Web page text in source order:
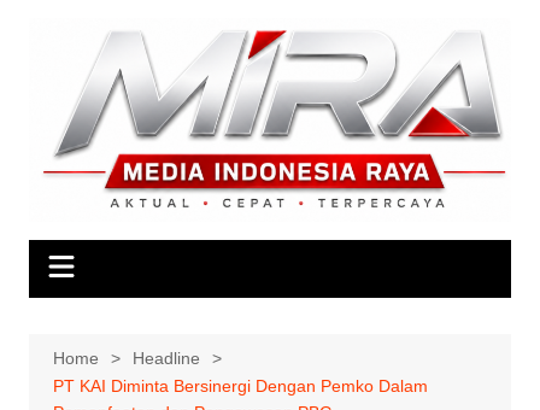
Home
Headline
PT KAI Diminta Bersinergi Dengan Pemko Dalam